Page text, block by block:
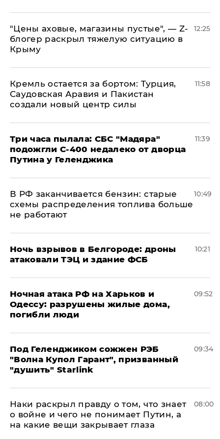
​"Цены аховые, магазины пустые", — Z-
блогер раскрыл тяжелую ситуацию в
Крыму
12:25
​Кремль остается за бортом: Турция,
Саудовская Аравия и Пакистан
создали новый центр силы
11:58
Три часа пылала: СБС "Мадяра"
подожгли С-400 недалеко от дворца
Путина у Геленджика
11:39
​В РФ заканчивается бензин: старые
схемы распределения топлива больше
не работают
10:49
​Ночь взрывов в Белгороде: дроны
атаковали ТЭЦ и здание ФСБ
10:21
​Ночная атака РФ на Харьков и
Одессу: разрушены жилые дома,
погибли люди
09:52
Под Геленджиком сожжен РЭБ
"Волна Купол Гарант", призванный
"душить" Starlink
09:34
Наки раскрыл правду о том, что знает
о войне и чего не понимает Путин, а
на какие вещи закрывает глаза
08:00